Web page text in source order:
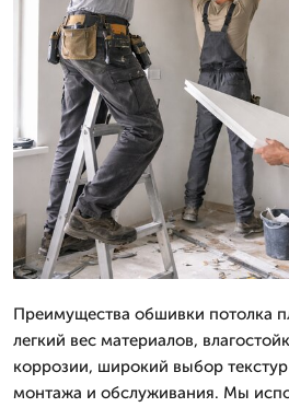
Преимущества обшивки потолка
легкий вес материалов,
коррозии, широкий выбор
монтажа и обслуживания. Мы